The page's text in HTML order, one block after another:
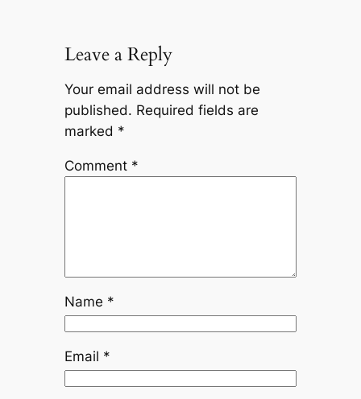
Leave a Reply
Your email address will not be
published. Required fields are
marked *
Comment *
Name *
Email *